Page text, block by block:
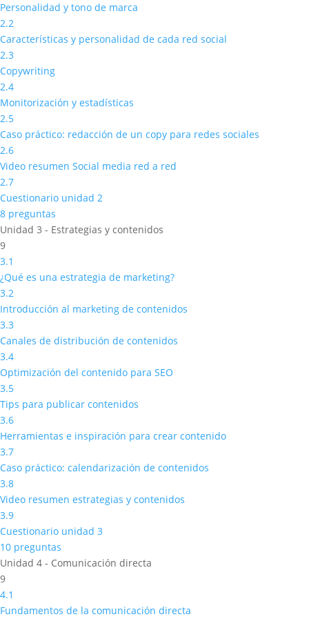
Personalidad y tono de marca
2.2
Características y personalidad de cada red social
2.3
Copywriting
2.4
Monitorización y estadísticas
2.5
Caso práctico: redacción de un copy para redes sociales
2.6
Video resumen Social media red a red
2.7
Cuestionario unidad 2
8 preguntas
Unidad 3 - Estrategias y contenidos
9
3.1
¿Qué es una estrategia de marketing?
3.2
Introducción al marketing de contenidos
3.3
Canales de distribución de contenidos
3.4
Optimización del contenido para SEO
3.5
Tips para publicar contenidos
3.6
Herramientas e inspiración para crear contenido
3.7
Caso práctico: calendarización de contenidos
3.8
Video resumen estrategias y contenidos
3.9
Cuestionario unidad 3
10 preguntas
Unidad 4 - Comunicación directa
9
4.1
Fundamentos de la comunicación directa